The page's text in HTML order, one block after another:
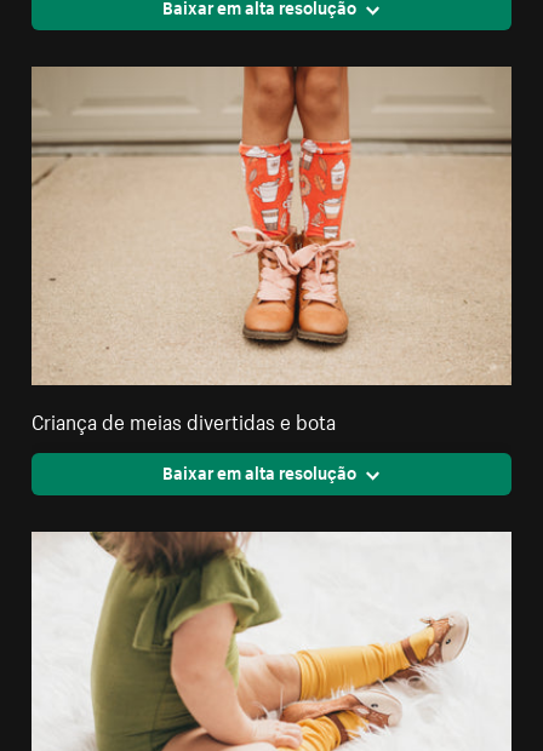
Baixar em alta resolução
Criança de meias divertidas e bota
Baixar em alta resolução